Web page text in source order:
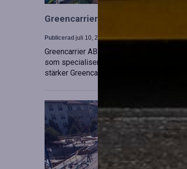
Greencarrier utökar sin
Publicerad juli 10, 2026
Greencarrier AB har förvärvat en
som specialiserar sig på försäljning,
stärker Greencarriers ställning inom